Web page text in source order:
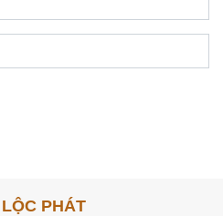
PHÁT